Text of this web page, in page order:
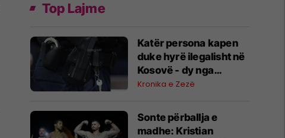
Top Lajme
Katër persona kapen
duke hyrë ilegalisht në
Kosovë - dy nga
Maqedonia e Veriut, dy
Kronika e Zezë
Sonte përballja e
madhe: Kristian